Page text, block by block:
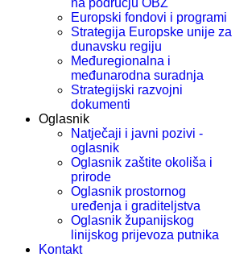
na području OBŽ
Europski fondovi i programi
Strategija Europske unije za
dunavsku regiju
Međuregionalna i
međunarodna suradnja
Strategijski razvojni
dokumenti
Oglasnik
Natječaji i javni pozivi -
oglasnik
Oglasnik zaštite okoliša i
prirode
Oglasnik prostornog
uređenja i graditeljstva
Oglasnik županijskog
linijskog prijevoza putnika
Kontakt